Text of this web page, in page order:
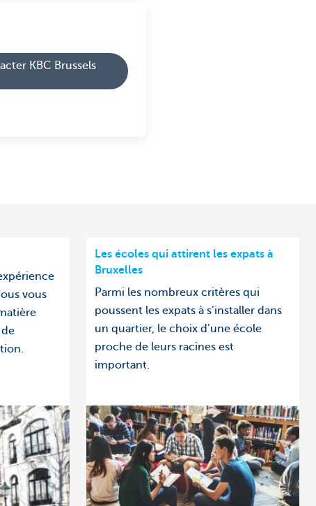
KBC Brussels
vous
de
Les écoles qui attirent les expats à
Bruxelles
Parmi les nombreux critères qui
poussent les expats à s’installer dans
un quartier, le choix d’une école
proche de leurs racines est
important.